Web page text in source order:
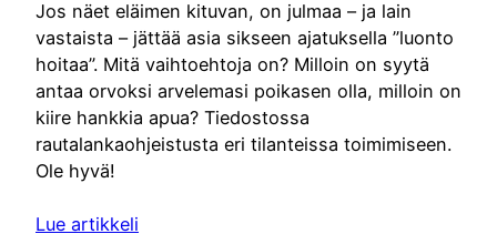
Jos näet eläimen kituvan, on julmaa – ja lain
vastaista – jättää asia sikseen ajatuksella ”luonto
hoitaa”. Mitä vaihtoehtoja on? Milloin on syytä
antaa orvoksi arvelemasi poikasen olla, milloin on
kiire hankkia apua? Tiedostossa
rautalankaohjeistusta eri tilanteissa toimimiseen.
Ole hyvä!
Lue artikkeli